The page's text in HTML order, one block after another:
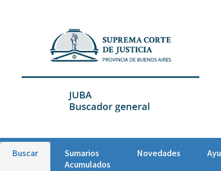
Buscar
Sumarios
Acumulados
Novedades